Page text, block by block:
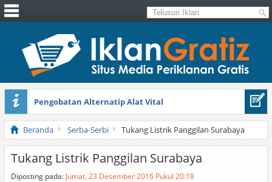
Pengobatan Alternatip Alat Vital
Pita Cantik Pesona
Beranda Serba-Serbi Tukang Listrik Panggilan Surabaya
Tukang Listrik Panggilan Surabaya
Diposting pada: Jumat, 23 Desember 2016 Pukul 20:18